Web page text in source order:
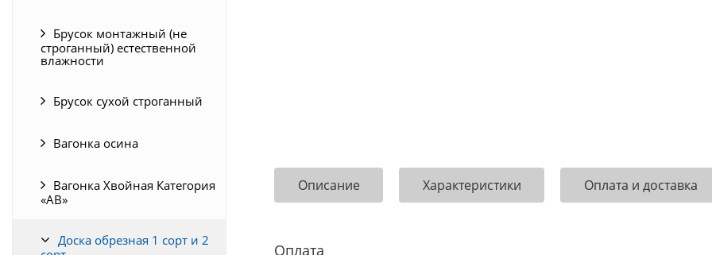
Брусок монтажный (не
строганный) естественной
влажности
Брусок сухой строганный
Вагонка осина
Вагонка Хвойная Категория
«АВ»
Доска обрезная 1 сорт и 2
Описание Характеристики Оплата и доставка
Оплата